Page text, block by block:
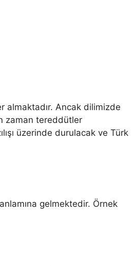
almaktadır. Ancak dilimizde
zaman tereddütler
üzerinde durulacak ve Türk
gelmektedir. Örnek